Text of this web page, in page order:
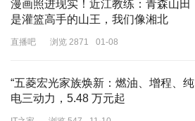
漫画照进现实！近江教练：青森山田
是灌篮高手的山王，我们像湘北
直播吧 浏览 2871 01-08
“五菱宏光家族焕新：燃油、增程、纯
电三动力，5.48 万元起